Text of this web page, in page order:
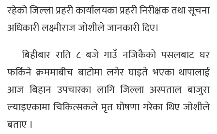
रहेको जिल्ला प्रहरी कार्यालयका प्रहरी निरीक्षक तथा सूचना
अधिकारी लक्ष्मीराज जोशीले जानकारी दिए।
बिहीबार राति ८ बजे गाउँ नजिकैको पसलबाट घर
फर्किने क्रममाबीच बाटोमा लगेर घाइते भएका थापालाई
आज बिहान उपचारका लागि जिल्ला अस्पताल बाजुरा
ल्याइएकामा चिकित्सकले मृत घोषणा गरेका थिए जोशीले
बताए ।